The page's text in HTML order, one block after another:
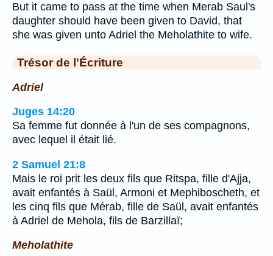
But it came to pass at the time when Merab Saul's
daughter should have been given to David, that
she was given unto Adriel the Meholathite to wife.
Trésor de l'Écriture
Adriel
Juges 14:20
Sa femme fut donnée à l'un de ses compagnons,
avec lequel il était lié.
2 Samuel 21:8
Mais le roi prit les deux fils que Ritspa, fille d'Ajja,
avait enfantés à Saül, Armoni et Mephiboscheth, et
les cinq fils que Mérab, fille de Saül, avait enfantés
à Adriel de Mehola, fils de Barzillaï;
Meholathite